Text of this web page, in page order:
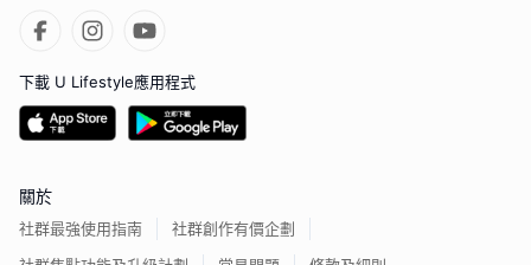
下載 U Lifestyle應用程式
關於
社群最強使用指南
社群創作有價企劃